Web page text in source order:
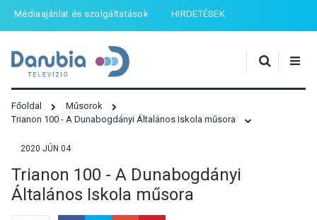
Médiaajánlat és szolgáltatások HIRDETÉSEK
Főoldal
Műsorok
Trianon 100 - A Dunabogdányi Általános Iskola műsora
2020 JÚN 04
Trianon 100 - A Dunabogdányi
Általános Iskola műsora